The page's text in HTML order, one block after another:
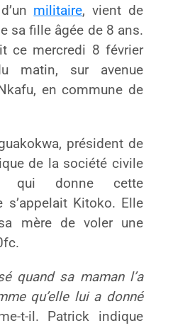
militaire, vient de
sa fille âgée de 8 ans.
ce mercredi 8 février
matin, sur avenue
en commune de
président de
de la société civile
qui donne cette
Kitoko. Elle
mère de voler une
quand sa maman l’a
qu’elle lui a donné
t-il. Patrick indique